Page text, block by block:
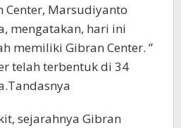
Center, Marsudiyanto
mengatakan, hari ini
memiliki Gibran Center. ”
telah terbentuk di 34
sejarahnya Gibran